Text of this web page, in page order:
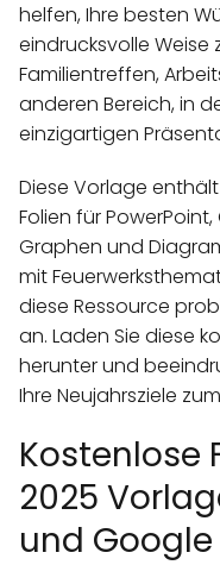
helfen, Ihre besten
eindrucksvolle Weise
Familientreffen,
anderen Bereich, in
einzigartigen
Diese Vorlage
Folien für
Graphen und
mit
diese Ressource
an. Laden Sie diese
herunter und
Ihre Neujahrsziele
Kostenlose
2025
und Google